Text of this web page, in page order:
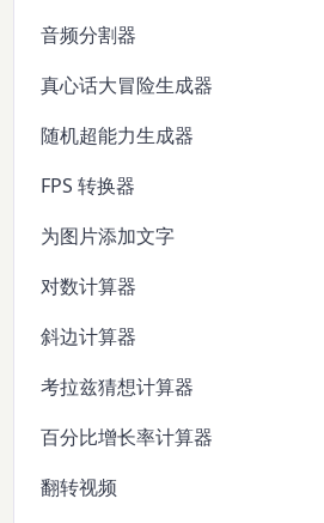
音频分割器
真心话大冒险生成器
随机超能力生成器
FPS 转换器
为图片添加文字
对数计算器
斜边计算器
考拉兹猜想计算器
百分比增长率计算器
翻转视频